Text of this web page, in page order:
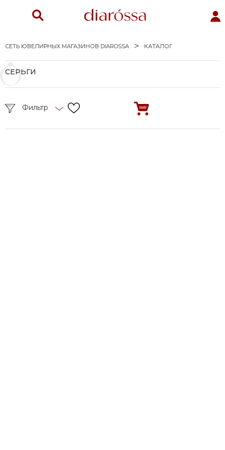
СЕТЬ ЮВЕЛИРНЫХ МАГАЗИНОВ DIAROSSA КАТАЛОГ
СЕРЬГИ
Фильтр